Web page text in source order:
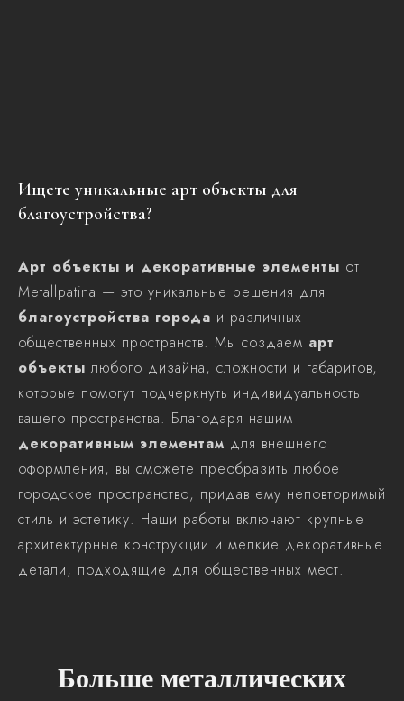
Ищете уникальные арт объекты для
благоустройства?
Арт объекты и декоративные элементы от
Metallpatina — это уникальные решения для
благоустройства города и различных
общественных пространств. Мы создаем арт
объекты любого дизайна, сложности и габаритов,
которые помогут подчеркнуть индивидуальность
вашего пространства. Благодаря нашим
декоративным элементам для внешнего
оформления, вы сможете преобразить любое
городское пространство, придав ему неповторимый
стиль и эстетику. Наши работы включают крупные
архитектурные конструкции и мелкие декоративные
детали, подходящие для общественных мест.
Больше металлических